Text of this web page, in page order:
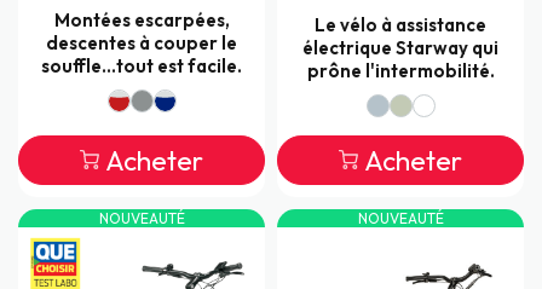
Montées escarpées,
descentes à couper le
souffle...tout est facile.
Acheter
Le vélo à assistance
électrique Starway qui
prône l'intermobilité.
Acheter
NOUVEAUTÉ NOUVEAUTÉ